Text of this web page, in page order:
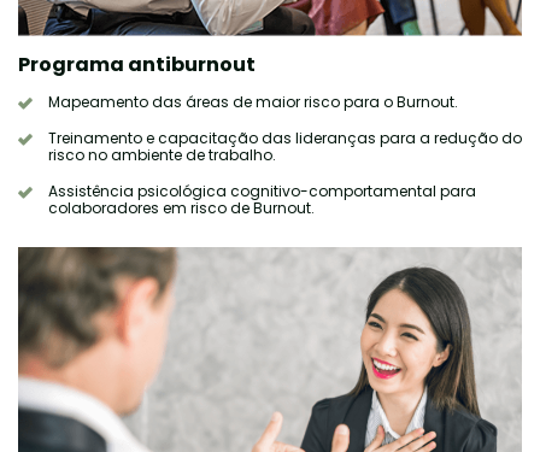
Programa antiburnout
Mapeamento das áreas de maior risco para o Burnout.
Treinamento e capacitação das lideranças para a redução do
risco no ambiente de trabalho.
Assistência psicológica cognitivo-comportamental para
colaboradores em risco de Burnout.